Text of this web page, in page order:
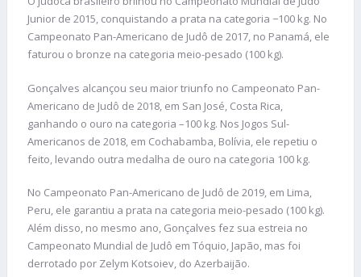
Junior de 2015, conquistando a prata na categoria −100 kg. No
Campeonato Pan-Americano de Judô de 2017, no Panamá, ele
faturou o bronze na categoria meio-pesado (100 kg).
Gonçalves alcançou seu maior triunfo no Campeonato Pan-
Americano de Judô de 2018, em San José, Costa Rica,
ganhando o ouro na categoria –100 kg. Nos Jogos Sul-
Americanos de 2018, em Cochabamba, Bolívia, ele repetiu o
feito, levando outra medalha de ouro na categoria 100 kg.
No Campeonato Pan-Americano de Judô de 2019, em Lima,
Peru, ele garantiu a prata na categoria meio-pesado (100 kg).
Além disso, no mesmo ano, Gonçalves fez sua estreia no
Campeonato Mundial de Judô em Tóquio, Japão, mas foi
derrotado por Zelym Kotsoiev, do Azerbaijão.